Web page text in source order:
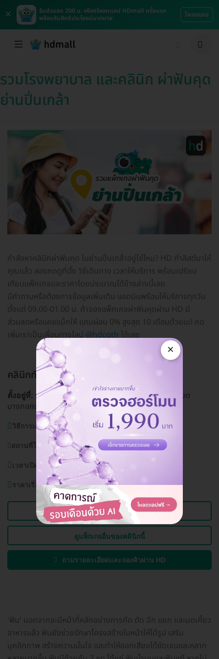
×
รับส่วนลด 200 บ. เพียงโหลดแอป HDmall ครั้งแรก
พร้อมรับสิทธิประโยชน์มากมาย
โหลดเลย
รวมโรงพยาบาล และคลินิก ผ่าฟันคุด
ย่านปิ่นเกล้า
กำลังหาคลินิกผ่าฟันคุด ในย่านปิ่นเกล้าอยู่ใช่ไหม? HD ทำลิสต์มาให้
คุณแล้ว ลองกดดูที่ตั้ง วิธีเดินทาง เวลาให้บริการ พร้อมเปรียบ
เทียบแพ็กเกจและราคาโดยประมาณได้ข้างล่างนี้เลย
มีคำถามหรือต้องการข้อมูลเพิ่มเติม แอดมินพร้อมให้บริการทุกวัน
ตั้งแต่ 09.00-01.00 น. ถ้าจองแพ็กเกจผ่าฟันคุดผ่าน HD มี
ส่วนลดหรือแคชแบ็กให้ แถมผ่อน 0% สูงสุด 10 เดือนด้วยนะ! กด
เพิ่มเราเป็นเพื่อนทางไลน์@hdcothได้เลย
คลินิกทันตกรรมตรงข้ามพาต้า
ตั้งอยู่ที่: 632/135 ถ. บรมราชชนนี แขวงอรุณอมรินทร์ เขต
บางกอกน้อย กรุงเทพมหานคร 10700
ดูแผนที่คลินิก
วิธีการเดินทาง:MRT บางยี่ขัน
สถานที่ใกล้เคียง:ห้างสรรพสินค้าพาต้าปิ่นเกล้า
เวลาเปิดบริการ:วันจันทร์-อาทิตย์ (ทุกวัน) 10.00-20.00 น.
ราคาเริ่มต้นที่1,000 บาท
ดูข้อมูลคลินิก
ดูแพ็กเกจอื่นของคลินิกนี้
ถามรายละเอียดและจองคิวผ่าน HD
'ฟัน' นอกจากจะมีหน้าที่หลักอย่างการกัด ตัด ฉีก แยก และบดเคี้ยว
อาหารแล้ว ฟันยังช่วยรักษาโครงสร้างใบหน้าให้ได้รูป เสริม
บุคลิกภาพ สร้างความมั่นใจ และทำให้ออกเสียงได้ชัดเจนและหลาก
×